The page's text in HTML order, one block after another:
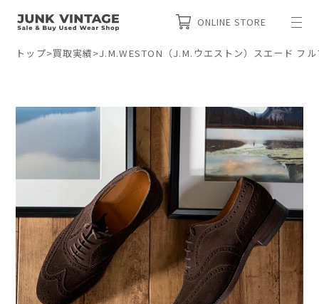
ONLINE STORE
トップ>買取実績>J.M.WESTON（J.M.ウエストン）スエード フ